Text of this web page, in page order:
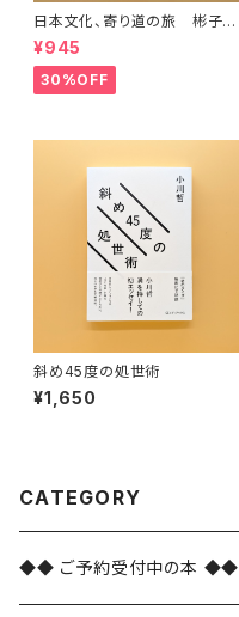
日本文化、寄り道の旅 彬子女
王殿下特別講義
¥945
30%OFF
斜め45度の処世術
¥1,650
CATEGORY
◆◆ ご予約受付中の本 ◆◆